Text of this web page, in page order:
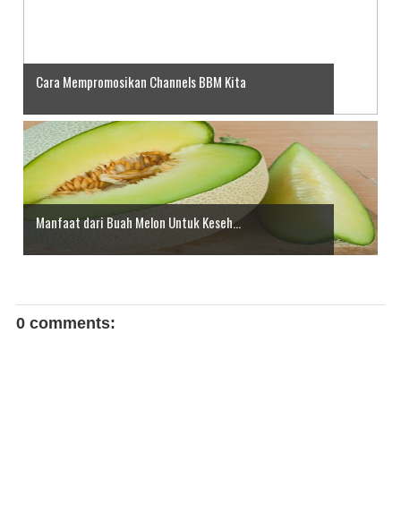
Cara Mempromosikan Channels BBM Kita
Manfaat dari Buah Melon Untuk Keseh...
0 comments: